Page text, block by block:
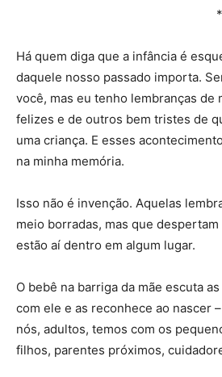
Há quem diga que a infância é
daquele nosso passado importa.
você, mas eu tenho lembranças de
felizes e de outros bem tristes de
uma criança. E esses
na minha memória.
Isso não é invenção. Aquelas
meio borradas, mas que
estão aí dentro em algum lugar.
O bebê na barriga da mãe escuta
com ele e as reconhece ao nascer
nós, adultos, temos com os
filhos, parentes próximos,